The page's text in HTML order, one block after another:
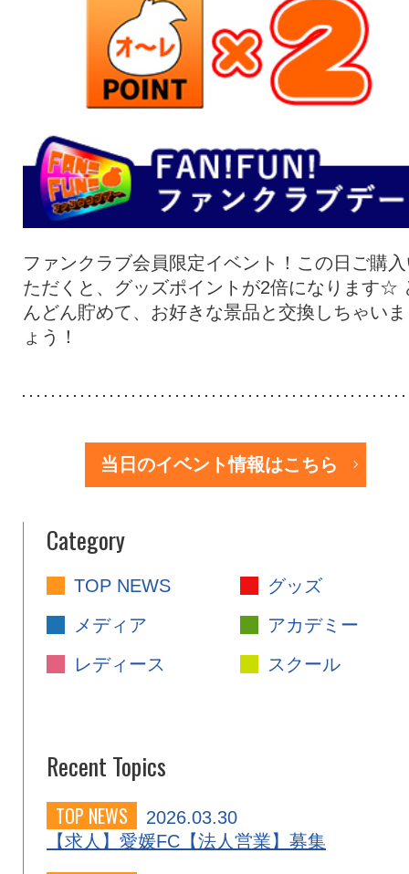
ファンクラブ会員限定イベント！この日ご購
ただくと、グッズポイントが2倍になります☆
んどん貯めて、お好きな景品と交換しちゃい
ょう！
当日のイベント情報はこちら
Category
TOP NEWS
グッズ
メディア
アカデミー
レディース
スクール
Recent Topics
TOP NEWS
2026.03.30
【求人】愛媛FC【法人営業】募集